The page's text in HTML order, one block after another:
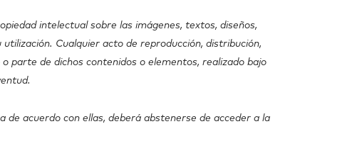
intelectual sobre las imágenes, textos, diseños,
Cualquier acto de reproducción, distribución,
parte de dichos contenidos o elementos, realizado bajo
de acuerdo con ellas, deberá abstenerse de acceder a la